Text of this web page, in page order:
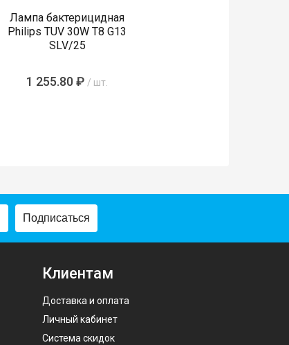
Лампа бактерицидная
Philips TUV 30W T8 G13
SLV/25
1 255.80 ₽ / шт.
Подписаться
Клиентам
Доставка и оплата
Личный кабинет
Система скидок